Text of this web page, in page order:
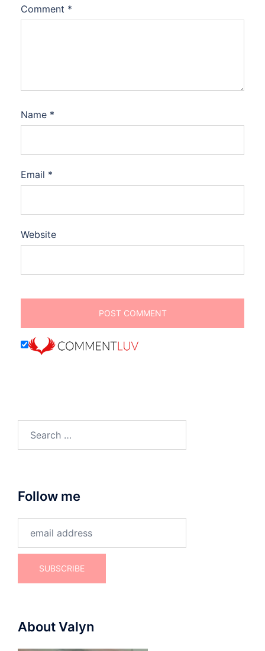
Comment *
Name *
Email *
Website
Follow me
About Valyn